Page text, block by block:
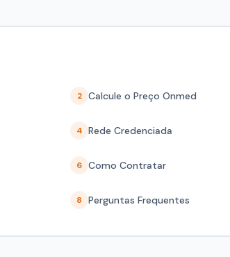
2 Calcule o Preço Onmed
4 Rede Credenciada
6 Como Contratar
8 Perguntas Frequentes